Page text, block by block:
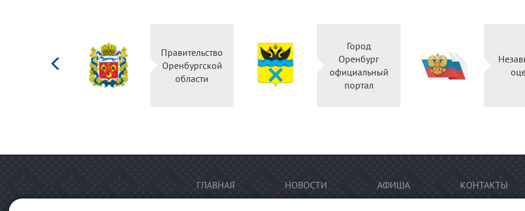
Правительство
Оренбургской
области
Город
Оренбург
официальный
портал
ГЛАВНАЯ НОВОСТИ АФИША КОНТАКТЫ